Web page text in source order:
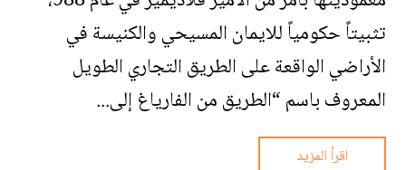
تثبيتاً حكومياً للايمان المسيحي والكنيسة في
الأراضي الواقعة على الطريق التجاري الطويل
المعروف باسم “الطريق من الفارياغ إلى...
اقرأ المزيد